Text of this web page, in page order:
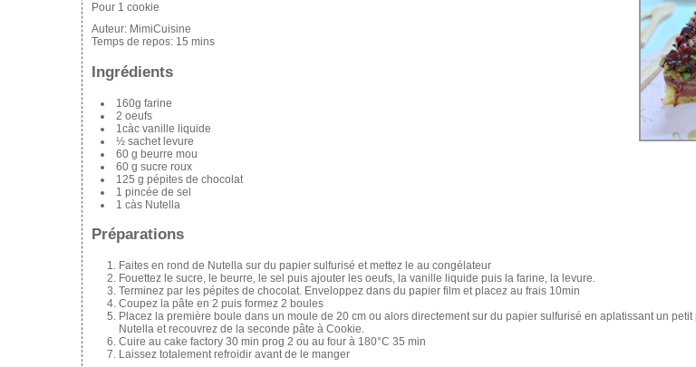
Pour 1 cookie
Auteur: MimiCuisine
Temps de repos: 15 mins
Ingrédients
160g farine
2 oeufs
1càc vanille liquide
½ sachet levure
60 g beurre mou
60 g sucre roux
125 g pépites de chocolat
1 pincée de sel
1 càs Nutella
Préparations
Faites en rond de Nutella sur du papier sulfurisé et mettez le au congélateur
Fouettez le sucre, le beurre, le sel puis ajouter les oeufs, la vanille liquide puis la farine, la levure.
Terminez par les pépites de chocolat. Enveloppez dans du papier film et placez au frais 10min
Coupez la pâte en 2 puis formez 2 boules
Placez la première boule dans un moule de 20 cm ou alors directement sur du papier sulfurisé en aplatissant un petit
Nutella et recouvrez de la seconde pâte à Cookie.
Cuire au cake factory 30 min prog 2 ou au four à 180°C 35 min
Laissez totalement refroidir avant de le manger